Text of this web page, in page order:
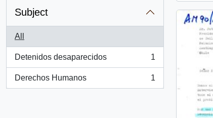
Subject
All
Detenidos desaparecidos
, 1 results
1
Derechos Humanos
, 1 results
1